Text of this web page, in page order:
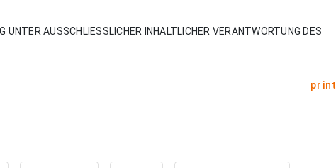
AUSSCHLIESSLICHER INHALTLICHER VERANTWORTUNG DES
print